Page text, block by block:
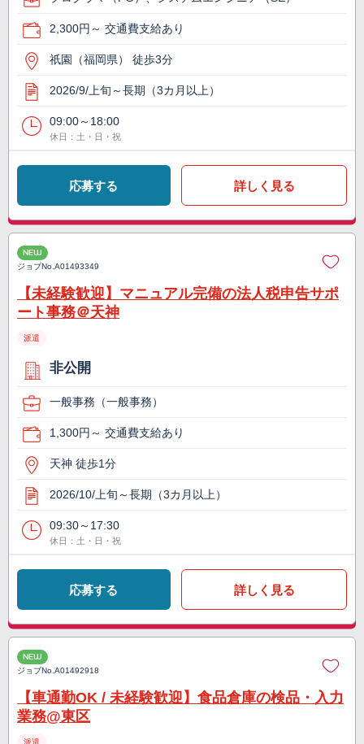
2,300円～ 交通費支給あり
祇園（福岡県） 徒歩3分
2026/9/上旬～長期（3カ月以上）
09:00～18:00
休日：土・日・祝
応募する 詳しく見る
NEW
ジョブNo.A01493349
【未経験歓迎】マニュアル完備の法人税申告サポ
ート事務＠天神
派遣
非公開
一般事務（一般事務）
1,300円～ 交通費支給あり
天神 徒歩1分
2026/10/上旬～長期（3カ月以上）
09:30～17:30
休日：土・日・祝
応募する 詳しく見る
NEW
ジョブNo.A01492918
【車通勤OK / 未経験歓迎】食品倉庫の検品・入力
業務@東区